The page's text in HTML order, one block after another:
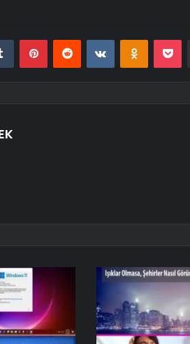
Tumblr PinterestReddit VKontakte